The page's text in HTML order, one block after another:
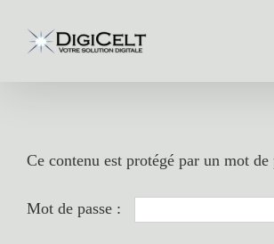
contenu
Ce contenu est protégé par un mot
Mot de passe :